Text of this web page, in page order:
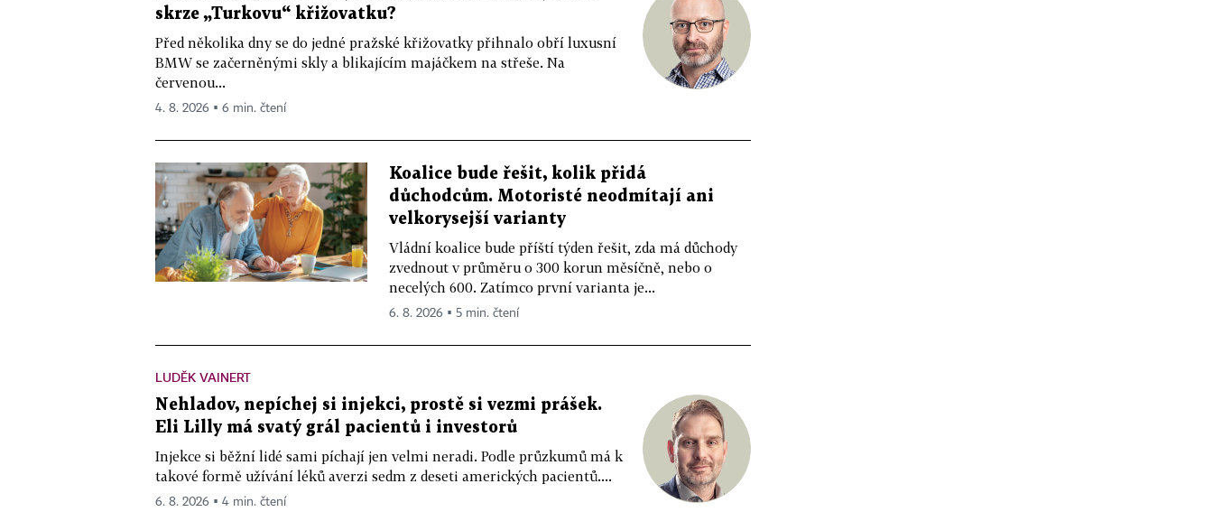
skrze „Turkovu“ křižovatku?
Před několika dny se do jedné pražské křižovatky přihnalo obří luxusní
BMW se začerněnými skly a blikajícím majáčkem na střeše. Na
červenou...
4. 8. 2026 ▪ 6 min. čtení
Koalice bude řešit, kolik přidá
důchodcům. Motoristé neodmítají ani
velkorysejší varianty
Vládní koalice bude příští týden řešit, zda má důchody
zvednout v průměru o 300 korun měsíčně, nebo o
necelých 600. Zatímco první varianta je...
6. 8. 2026 ▪ 5 min. čtení
LUDĚK VAINERT
Nehladov, nepíchej si injekci, prostě si vezmi prášek.
Eli Lilly má svatý grál pacientů i investorů
Injekce si běžní lidé sami píchají jen velmi neradi. Podle průzkumů má k
takové formě užívání léků averzi sedm z deseti amerických pacientů....
6. 8. 2026 ▪ 4 min. čtení